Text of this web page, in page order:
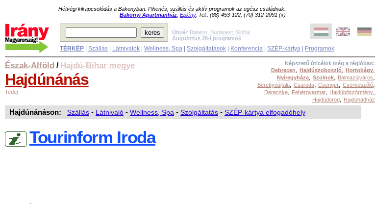
Hétvégi kikapcsolódás a Bakonyban. Pihenés, szállás és aktív programok az egész családnak.
Bakonyi Apartmanház Eplény, Tel.: (88) 453-122, (70) 312-2091 (x)
Úticél: Balaton Budapest Siófok
Augusztus 20-i programok
TÉRKÉP Szállás Látnivalók Wellness, Spa Szolgáltatások Konferencia SZÉP-kártya Programok
Népszerű úticélok még a régióban:
Debrecen, Hajdúszoboszló, Hortobágy,
Nyíregyháza, Szolnok, Balmazújváros,
Berettyóújfalu, Csaroda, Csenger, Cserkeszőlő,
Derecske, Fehérgyarmat, Hajdúböszörmény,
Hajdúdorog, Hajdúhadház
Észak-Alföld / Hajdú-Bihar megye
Hajdúnánás
Tedej
Hajdúnánáson: Szállás - Látnivaló - Wellness, Spa - Szolgáltatás - SZÉP-kártya elfogadóhely
Tourinform Iroda